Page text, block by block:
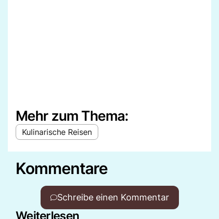
Mehr zum Thema:
Kulinarische Reisen
Kommentare
Schreibe einen Kommentar
Weiterlesen